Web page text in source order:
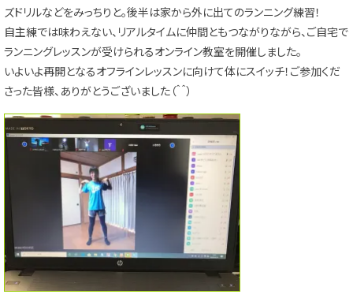
ズドリルなどをみっちりと。後半は家から外に出てのランニング練習！
自主練では味わえない、リアルタイムに仲間ともつながりながら、ご自宅で
ランニングレッスンが受けられるオンライン教室を開催しました。
いよいよ再開となるオフラインレッスンに向けて体にスイッチ！ご参加くだ
さった皆様、ありがとうございました（＾＾）